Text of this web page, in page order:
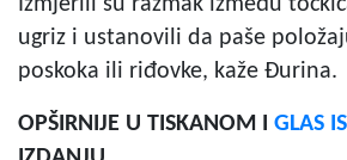
ugriz i ustanovili da paše
poskoka ili riđovke, kaže Đurina.
OPŠIRNIJE U TISKANOM I GLAS